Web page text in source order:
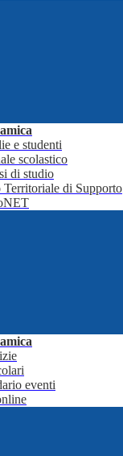
e studenti
scolastico
di studio
Territoriale di Supporto
eventi